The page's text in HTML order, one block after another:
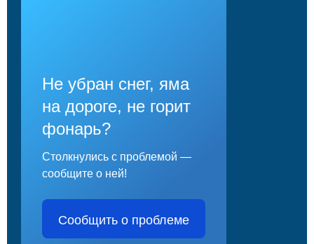
Не убран снег, яма
на дороге, не горит
фонарь?
Столкнулись с проблемой —
сообщите о ней!
Сообщить о проблеме